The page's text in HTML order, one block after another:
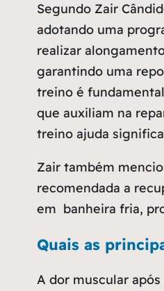
Segundo Zair
adotando uma
realizar
garantindo uma
treino é
que auxiliam na
treino ajuda
Zair também
recomendada a
em banheira fria,
Quais as
A dor muscular